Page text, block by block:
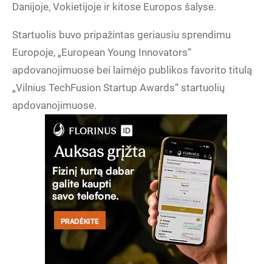
Danijoje, Vokietijoje ir kitose Europos šalyse.
Startuolis buvo pripažintas geriausiu sprendimu
Europoje, „European Young Innovators“
apdovanojimuose bei laimėjo publikos favorito titulą
„Vilnius TechFusion Startup Awards“ startuolių
apdovanojimuose.